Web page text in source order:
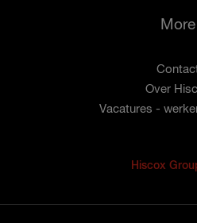
More
Over
Vacatures -
Hiscox